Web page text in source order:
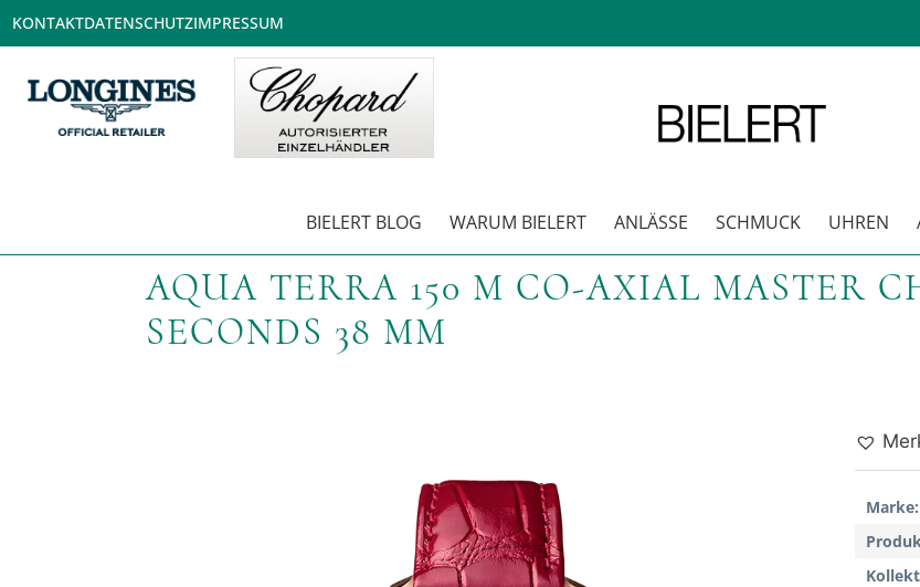
KONTAKTDATENSCHUTZIMPRESSUM
BIELERT BLOG WARUM BIELERT ANLÄSSE SCHMUCK UHREN
AQUA TERRA 150 M CO-AXIAL MASTER
SECONDS 38 MM
Marke